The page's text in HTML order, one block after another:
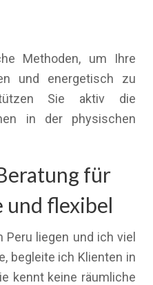
Methoden, um Ihre
und energetisch zu
Sie aktiv die
in der physischen
für
und flexibel
Peru liegen und ich viel
begleite ich Klienten in
kennt keine räumliche